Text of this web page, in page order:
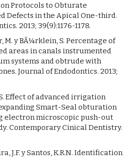
Protocols to Obturate
Defects in the Apical One-third.
2013; 39(9):1176-1178.
M. y BÃ¼rklein, S. Percentage of
areas in canals instrumented
systems and obtrude with
Journal of Endodontics. 2013;
Effect of advanced irrigation
Smart-Seal obturation
electron microscopic push-out
Contemporary Cinical Dentistry.
J.F. y Santos, K.R.N. Identification